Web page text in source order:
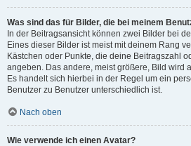
Was sind das für Bilder, die bei meinem
In der Beitragsansicht können zwei Bilder bei
Eines dieser Bilder ist meist mit deinem Rang
Kästchen oder Punkte, die deine Beitragszahl
angeben. Das andere, meist größere, Bild wird
Es handelt sich hierbei in der Regel um ein
Benutzer zu Benutzer unterschiedlich ist.
Nach oben
Wie verwende ich einen Avatar?